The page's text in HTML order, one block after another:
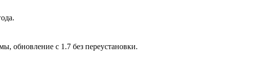
обновление с 1.7 без переустановки.